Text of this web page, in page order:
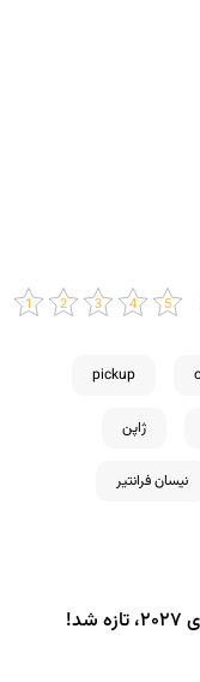
pickup
ژاپن
نیسان فرانتیر